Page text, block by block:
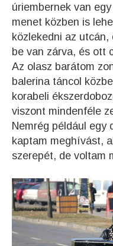
úriembernek van
menet közben is
közlekedni az
be van zárva, és ott
Az olasz barátom
balerina táncol
korabeli
viszont mindenféle
Nemrég például egy
kaptam meghívást,
szerepét, de voltam